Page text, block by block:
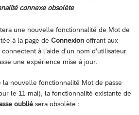
connexe obsolète
une nouvelle fonctionnalité de Mot de
à la page de Connexion offrant aux
à l’aide d’un nom d’utilisateur
une expérience mise à jour.
la nouvelle fonctionnalité Mot de passe
le 11 mai), la fonctionnalité existante de
oublié sera obsolète :